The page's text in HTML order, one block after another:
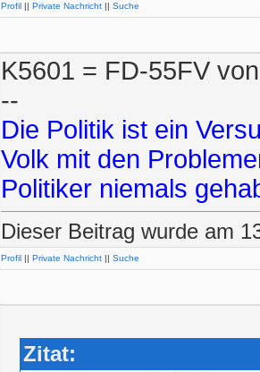
Profil || Private Nachricht || Suche
K5601 = FD-55FV
--
Die Politik ist ein
Volk mit den
Politiker niemals
Dieser Beitrag wurde am
Profil || Private Nachricht || Suche
Zitat: